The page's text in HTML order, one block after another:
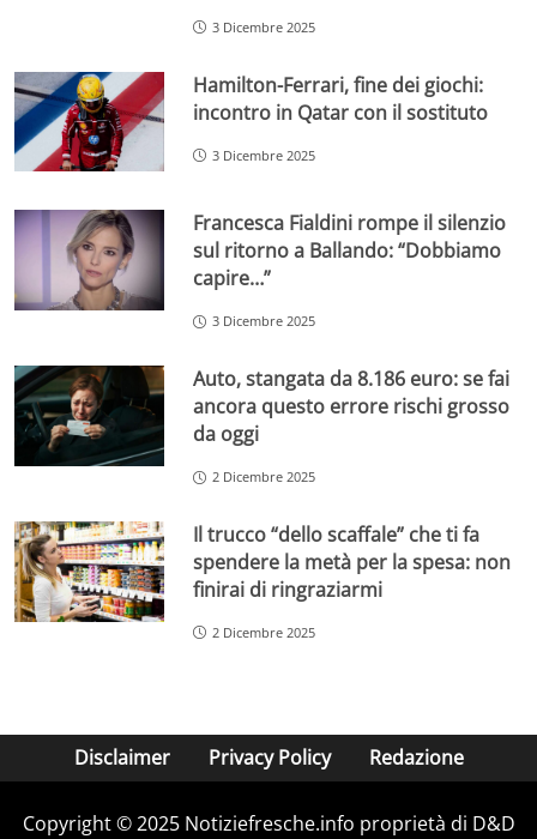
3 Dicembre 2025
Hamilton-Ferrari, fine dei giochi:
incontro in Qatar con il sostituto
3 Dicembre 2025
Francesca Fialdini rompe il silenzio
sul ritorno a Ballando: “Dobbiamo
capire…”
3 Dicembre 2025
Auto, stangata da 8.186 euro: se fai
ancora questo errore rischi grosso
da oggi
2 Dicembre 2025
Il trucco “dello scaffale” che ti fa
spendere la metà per la spesa: non
finirai di ringraziarmi
2 Dicembre 2025
Disclaimer Privacy Policy Redazione
Copyright © 2025 Notiziefresche.info proprietà di D&D